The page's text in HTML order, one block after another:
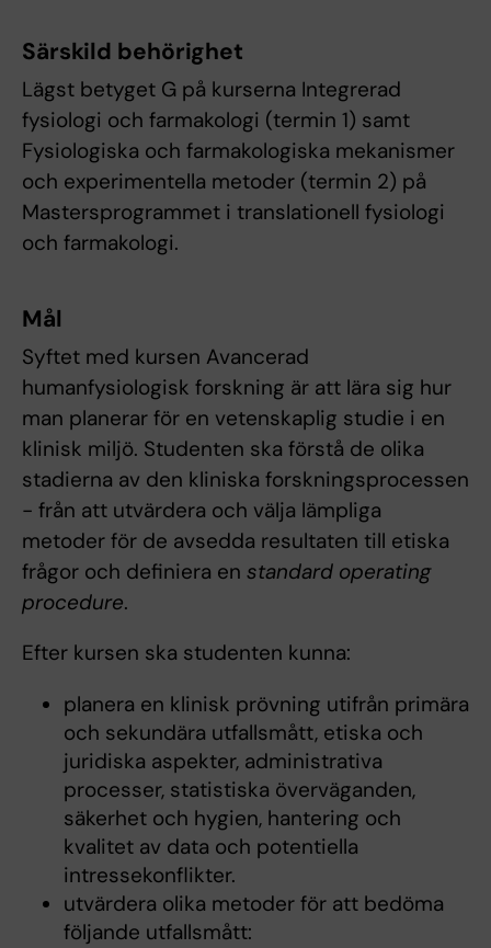
Särskild behörighet
Lägst betyget G på kurserna Integrerad
fysiologi och farmakologi (termin 1) samt
Fysiologiska och farmakologiska mekanismer
och experimentella metoder (termin 2) på
Mastersprogrammet i translationell fysiologi
och farmakologi.
Mål
Syftet med kursen Avancerad
humanfysiologisk forskning är att lära sig hur
man planerar för en vetenskaplig studie i en
klinisk miljö. Studenten ska förstå de olika
stadierna av den kliniska forskningsprocessen
- från att utvärdera och välja lämpliga
metoder för de avsedda resultaten till etiska
frågor och definiera en standard operating
procedure.
Efter kursen ska studenten kunna:
planera en klinisk prövning utifrån primära
och sekundära utfallsmått, etiska och
juridiska aspekter, administrativa
processer, statistiska överväganden,
säkerhet och hygien, hantering och
kvalitet av data och potentiella
intressekonflikter.
utvärdera olika metoder för att bedöma
följande utfallsmått: